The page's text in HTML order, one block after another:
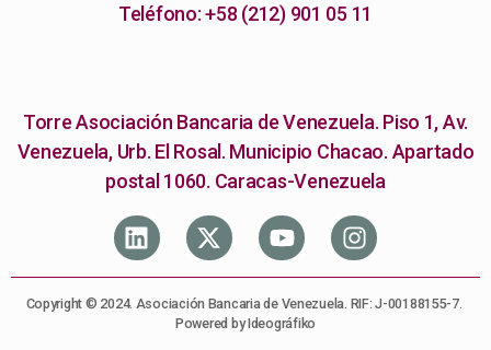
Teléfono: +58 (212) 901 05 11
Torre Asociación Bancaria de Venezuela. Piso 1, Av.
Venezuela, Urb. El Rosal. Municipio Chacao. Apartado
postal 1060. Caracas-Venezuela
Copyright © 2024. Asociación Bancaria de Venezuela. RIF: J-00188155-7.
Powered by Ideográfiko